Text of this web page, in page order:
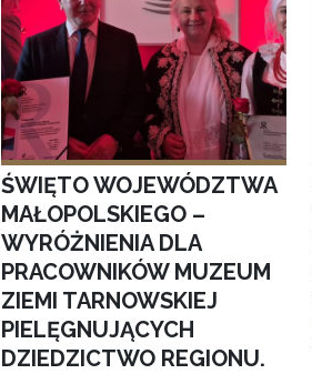
ŚWIĘTO WOJEWÓDZTWA
MAŁOPOLSKIEGO –
WYRÓŻNIENIA DLA
PRACOWNIKÓW MUZEUM
ZIEMI TARNOWSKIEJ
PIELĘGNUJĄCYCH
DZIEDZICTWO REGIONU.